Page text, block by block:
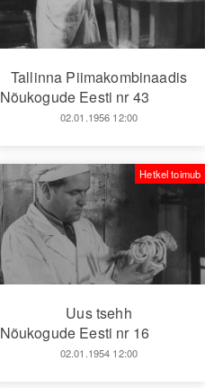
Tallinna Piimakombinaadis
Nõukogude Eesti nr 43
02.01.1956 12:00
Uus tsehh
Nõukogude Eesti nr 16
02.01.1954 12:00
Hetkel toimub